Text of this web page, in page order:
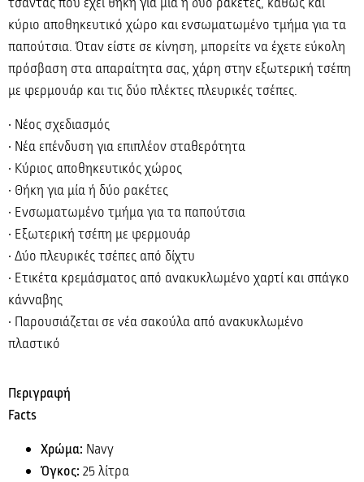
κύριο αποθηκευτικό χώρο και ενσωματωμένο τμήμα για τα
παπούτσια. Όταν είστε σε κίνηση, μπορείτε να έχετε εύκολη
πρόσβαση στα απαραίτητα σας, χάρη στην εξωτερική τσέπη
με φερμουάρ και τις δύο πλέκτες πλευρικές τσέπες.
• Νέος σχεδιασμός
• Νέα επένδυση για επιπλέον σταθερότητα
• Κύριος αποθηκευτικός χώρος
• Θήκη για μία ή δύο ρακέτες
• Ενσωματωμένο τμήμα για τα παπούτσια
• Εξωτερική τσέπη με φερμουάρ
• Δύο πλευρικές τσέπες από δίχτυ
• Ετικέτα κρεμάσματος από ανακυκλωμένο χαρτί και σπάγκο
κάνναβης
• Παρουσιάζεται σε νέα σακούλα από ανακυκλωμένο
πλαστικό
Περιγραφή
Facts
Χρώμα: Navy
Όγκος: 25 λίτρα